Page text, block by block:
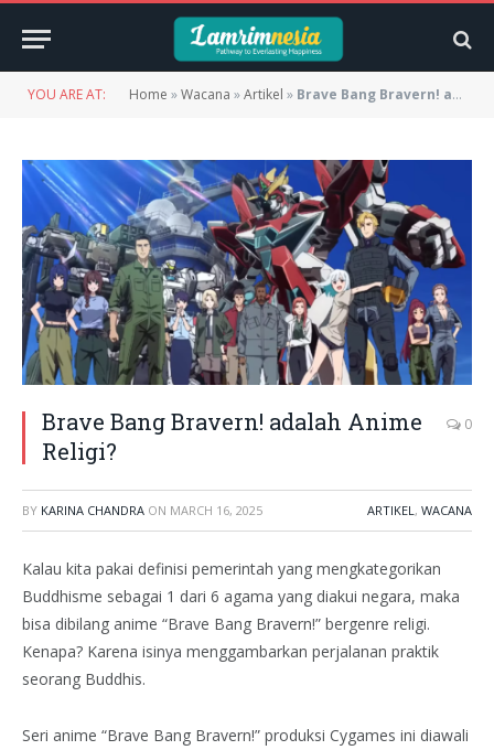
YOU ARE AT: Home »Wacana »Artikel » Brave Bang Bravern! adalah Anime Religi?
Brave Bang Bravern! adalah Anime
Religi?
0
BY KARINA CHANDRA ON MARCH 16, 2025 ARTIKEL, WACANA
Kalau kita pakai definisi pemerintah yang mengkategorikan
Buddhisme sebagai 1 dari 6 agama yang diakui negara, maka
bisa dibilang anime “Brave Bang Bravern!” bergenre religi.
Kenapa? Karena isinya menggambarkan perjalanan praktik
seorang Buddhis.
Seri anime “Brave Bang Bravern!” produksi Cygames ini diawali